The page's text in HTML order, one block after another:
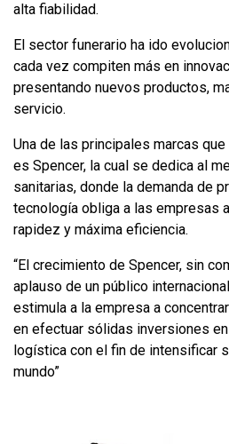
alta fiabilidad.
El sector funerario ha ido
cada vez compiten más en
presentando nuevos productos,
servicio.
Una de las principales marcas
es Spencer, la cual se dedica al
sanitarias, donde la demanda de
tecnología obliga a las empresas
rapidez y máxima eficiencia.
“El crecimiento de Spencer, sin
aplauso de un público
estimula a la empresa a
en efectuar sólidas inversiones
logística con el fin de intensificar
mundo”